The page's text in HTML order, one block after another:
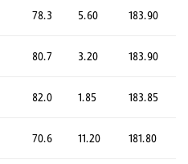
78.3 5.60 183.90
80.7 3.20 183.90
82.0 1.85 183.85
70.6 11.20 181.80